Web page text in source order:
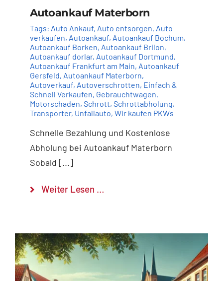
Autoankauf Materborn
Tags: Auto Ankauf, Auto entsorgen, Auto
verkaufen, Autoankauf, Autoankauf Bochum,
Autoankauf Borken, Autoankauf Brilon,
Autoankauf dorlar, Autoankauf Dortmund,
Autoankauf Frankfurt am Main, Autoankauf
Gersfeld, Autoankauf Materborn,
Autoverkauf, Autoverschrotten, Einfach &
Schnell Verkaufen, Gebrauchtwagen,
Motorschaden, Schrott, Schrottabholung,
Transporter, Unfallauto, Wir kaufen PKWs
Schnelle Bezahlung und Kostenlose
Abholung bei Autoankauf Materborn
Sobald [...]
Weiter Lesen …